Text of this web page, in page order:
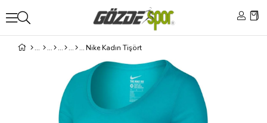
Nike Kadın Tişört